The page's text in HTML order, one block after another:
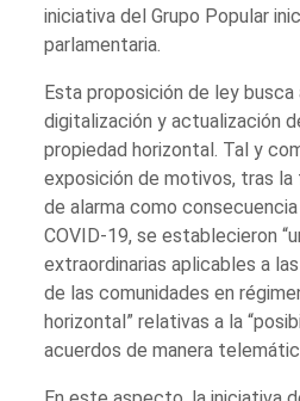
iniciativa del Grupo Popular
parlamentaria.
Esta proposición de ley busca
digitalización y actualización
propiedad horizontal. Tal y
exposición de motivos, tras
de alarma como
COVID-19, se establecieron
extraordinarias aplicables a
de las comunidades en
horizontal” relativas a la
acuerdos de manera